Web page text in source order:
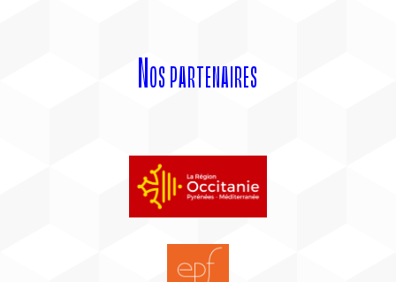
Nos partenaires